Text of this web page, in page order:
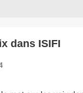
dans ISIFI